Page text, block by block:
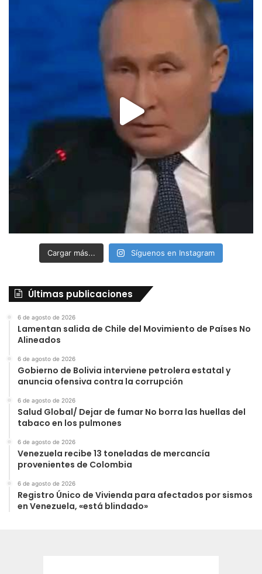
Cargar más... Síguenos en Instagram
Últimas publicaciones
6 de agosto de 2026
Lamentan salida de Chile del Movimiento de Países No
Alineados
6 de agosto de 2026
Gobierno de Bolivia interviene petrolera estatal y
anuncia ofensiva contra la corrupción
6 de agosto de 2026
Salud Global/ Dejar de fumar No borra las huellas del
tabaco en los pulmones
6 de agosto de 2026
Venezuela recibe 13 toneladas de mercancía
provenientes de Colombia
6 de agosto de 2026
Registro Único de Vivienda para afectados por sismos
en Venezuela, «está blindado»